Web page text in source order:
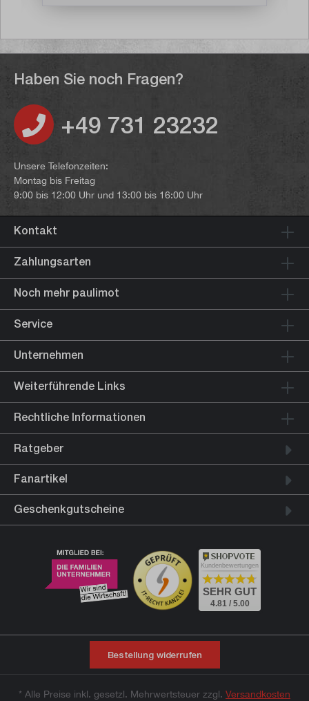
Haben Sie noch Fragen?
+49 731 23232
Unsere Telefonzeiten:
Montag bis Freitag
9:00 bis 12:00 Uhr und 13:00 bis 16:00 Uhr
Kontakt
Zahlungsarten
Noch mehr paulimot
Service
Unternehmen
Weiterführende Links
Rechtliche Informationen
Ratgeber
Fanartikel
Geschenkgutscheine
Kundenbewertungen
SEHR GUT
4.81 / 5.00
Bestellung widerrufen
* Alle Preise inkl. gesetzl. Mehrwertsteuer zzgl. Versandkosten